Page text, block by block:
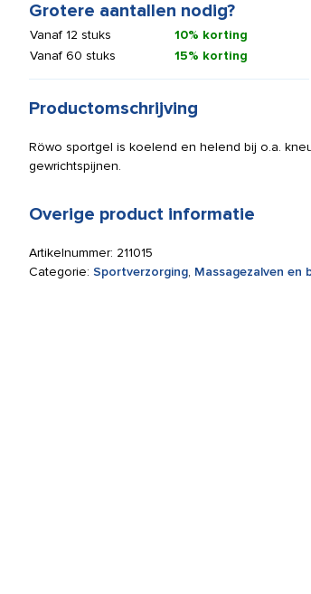
aantal
Grotere aantallen nodig?
Vanaf 12 stuks
10% korting
Vanaf 60 stuks
15% korting
Productomschrijving
Röwo sportgel is koelend en helend bij o.a.
gewrichtspijnen.
Overige product informatie
Artikelnummer: 211015
Categorie: Sportverzorging, Massagezalven en